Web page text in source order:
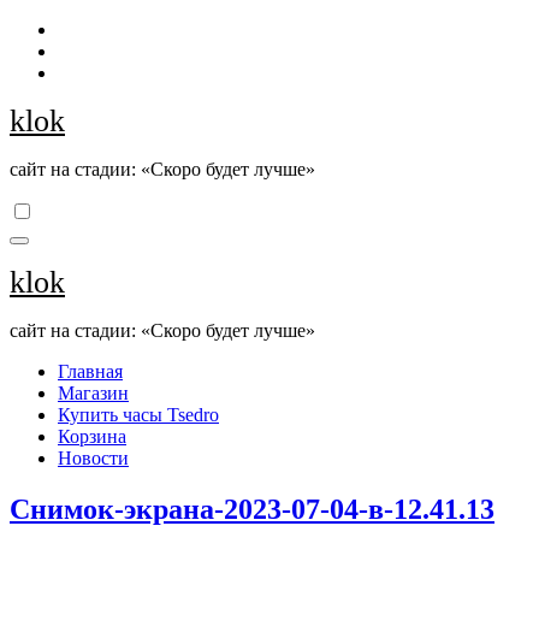
Перейти
содержанию
klok
сайт на стадии: «Скоро будет лучше»
klok
сайт на стадии: «Скоро будет лучше»
Главная
Магазин
Купить часы Tsedro
Корзина
Новости
Снимок-экрана-2023-07-04-в-12.41.13